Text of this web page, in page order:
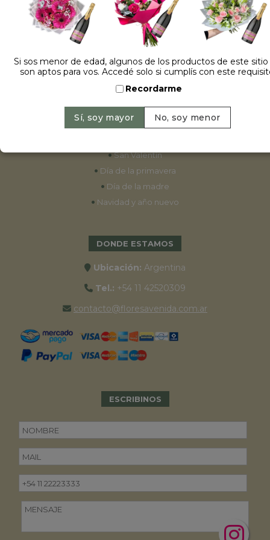
ESPECIALES
•Cumpleaños
•15 años
• Bodas
•Aniversarios
•Graduaciones
•San Valentín
• Día de la primavera
• Día de la madre
• Navidad y año nuevo
DONDE ESTAMOS
Ubicación: Argentina
Tel.: +54 11 42520309
contacto@floresavenida.com.ar
ESCRIBINOS
Si sos menor de edad, algunos de los productos de este
son aptos para vos. Accedé solo si cumplís con este
Recordarme